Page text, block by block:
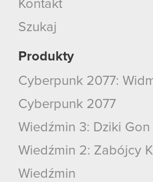
Kontakt
Szukaj
Produkty
Cyberpunk 2077:
Cyberpunk 2077
Wiedźmin 3: Dziki Gon
Wiedźmin 2: Zabójcy
Wiedźmin